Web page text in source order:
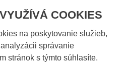
COOKIES
na poskytovanie služieb,
správanie
stránok s týmto súhlasíte.